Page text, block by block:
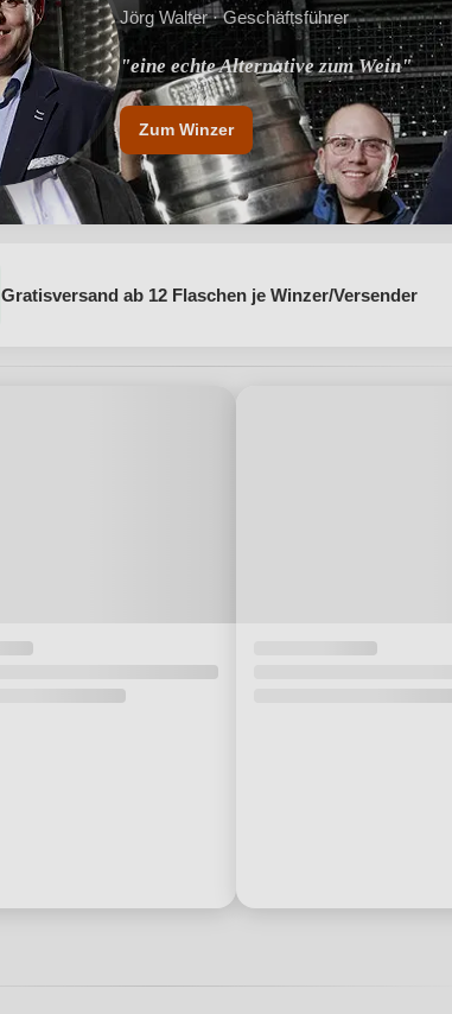
Jörg Walter · Geschäftsführer
"eine echte Alternative zum Wein"
"perfektes Mischungsverhältnis"
Zum Winzer
Gratisversand ab 12 Flaschen je Winzer/Versender